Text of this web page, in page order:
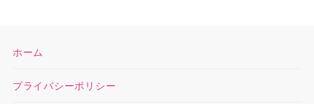
ホーム
プライバシーポリシー